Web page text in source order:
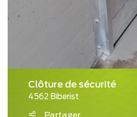
Clôture de sécurité
4562 Biberist